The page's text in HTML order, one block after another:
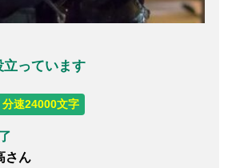
っています
分速24000文字
さん